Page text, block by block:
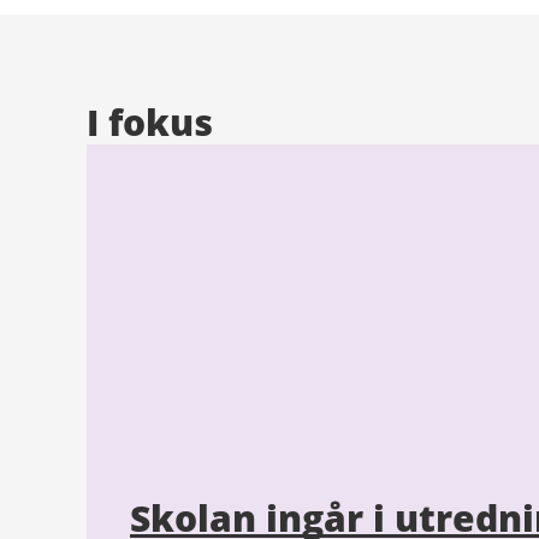
I fokus
Skolan ingår i